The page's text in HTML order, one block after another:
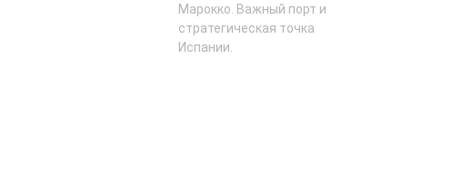
Марокко. Важный порт и
стратегическая точка
Испании.